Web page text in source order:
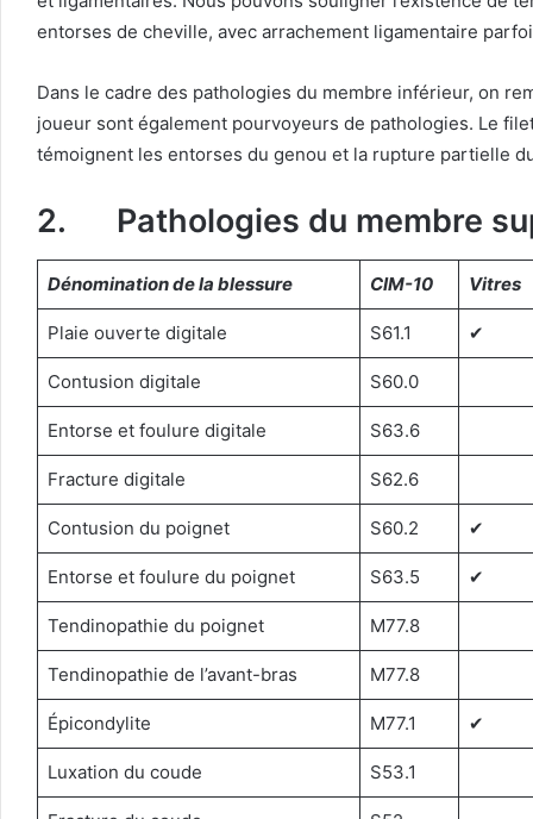
entorses de cheville, avec arrachement ligamentaire
Dans le cadre des pathologies du membre inférieur, on
joueur sont également pourvoyeurs de pathologies. Le
témoignent les entorses du genou et la rupture partielle
2. Pathologies du membre
Dénomination de la blessure CIM-10 Vitres
Plaie ouverte digitale S61.1 ✔︎
Contusion digitale S60.0
Entorse et foulure digitale S63.6
Fracture digitale S62.6
Contusion du poignet S60.2 ✔︎
Entorse et foulure du poignet S63.5 ✔︎
Tendinopathie du poignet M77.8
Tendinopathie de l’avant-bras M77.8
Épicondylite M77.1 ✔︎
Luxation du coude S53.1